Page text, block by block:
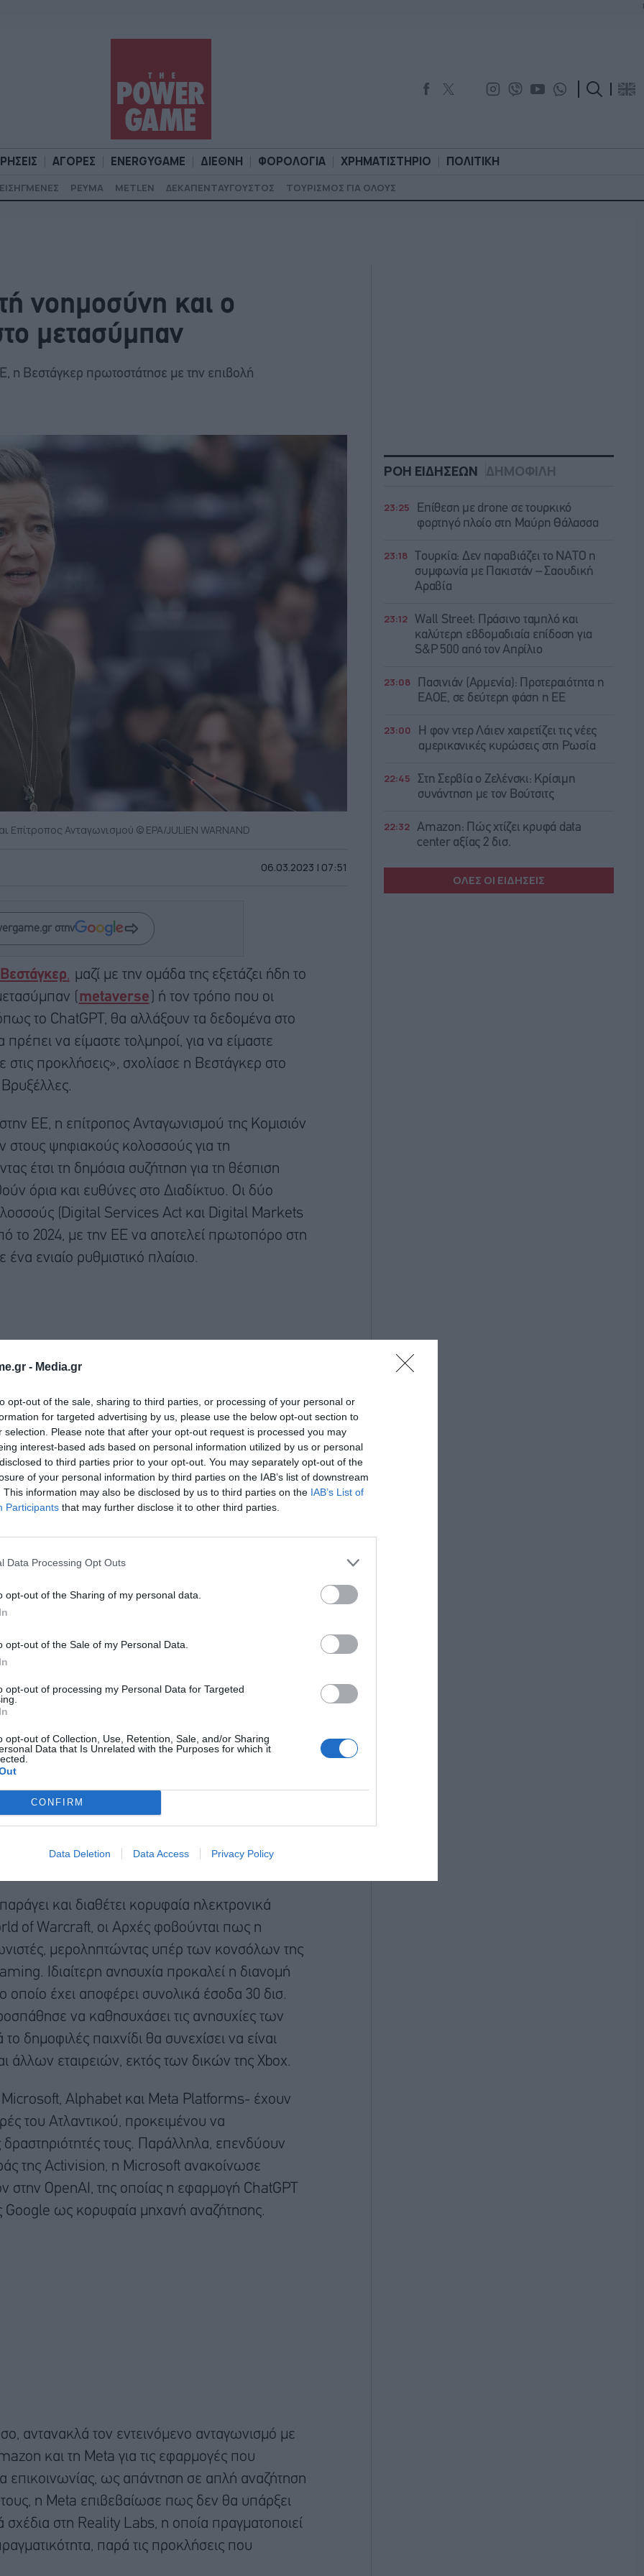
- Media.gr
opt-out of the sale, sharing to third parties, or processing of your personal or
for targeted advertising by us, please use the below opt-out section to
selection. Please note that after your opt-out request is processed you may
interest-based ads based on personal information utilized by us or personal
to third parties prior to your opt-out. You may separately opt-out of the
of your personal information by third parties on the IAB’s list of downstream
This information may also be disclosed by us to third parties on the IAB’s List of
Participants that may further disclose it to other third parties.
Data Processing Opt Outs
opt-out of the Sharing of my personal data.
opt-out of the Sale of my Personal Data.
opt-out of processing my Personal Data for Targeted
opt-out of Collection, Use, Retention, Sale, and/or Sharing
Data that Is Unrelated with the Purposes for which it
CONFIRM
Data Deletion Data Access Privacy Policy
ΑΓΟΡΕΣ ENERGYGAME ΔΙΕΘΝΗ ΦΟΡΟΛΟΓΙΑ ΧΡΗΜΑΤΙΣΤΗΡΙΟ ΠΟΛΙΤΙΚΗ
ΕΙΣΗΓΜΕΝΕΣ ΡΕΥΜΑ METLEN ΔΕΚΑΠΕΝΤΑΥΓΟΥΣΤΟΣ ΤΟΥΡΙΣΜΟΣ ΓΙΑ ΟΛΟΥΣ
νοημοσύνη και ο
μετασύμπαν
η Βεστάγκερ πρωτοστάτησε με την επιβολή
Επίτροπος Ανταγωνισμού © EPA/JULIEN WARNAND
06.03.2023 | 07:51
στην
, μαζί με την ομάδα της εξετάζει ήδη το
(
metaverse
) ή τον τρόπο που οι
το ChatGPT, θα αλλάξουν τα δεδομένα στο
να είμαστε τολμηροί, για να είμαστε
στις προκλήσεις», σχολίασε η Βεστάγκερ στο
ΕΕ, η επίτροπος Ανταγωνισμού της Κομισιόν
στους ψηφιακούς κολοσσούς για τη
έτσι τη δημόσια συζήτηση για τη θέσπιση
όρια και ευθύνες στο Διαδίκτυο. Οι δύο
(Digital Services Act και Digital Markets
το 2024, με την ΕΕ να αποτελεί πρωτοπόρο στη
ενιαίο ρυθμιστικό πλαίσιο.
Keystone στις Βρυξέλλες, η Βεστάγκερ
Ανταγωνισμού θα πρέπει να συνεχίσουν να
τα ευρήματά τους, ακόμη και εάν
Το Bloomberg επισημαίνει πως τα σχόλια της
των αρμόδιων αρχών σε ΕΕ και
Blizzard από τη Microsoft έναντι 69 δισ.
η συμφωνία αυτή, η μεγαλύτερη που έχει
Microsoft, τότε ο όμιλος θα κατακτήσει την 3η
παιχνιδιών, μετά την κινεζική Tencent και
και διαθέτει κορυφαία ηλεκτρονικά
of Warcraft, οι Αρχές φοβούνται πως η
μεροληπτώντας υπέρ των κονσόλων της
Ιδιαίτερη ανησυχία προκαλεί η διανομή
οποίο έχει αποφέρει συνολικά έσοδα 30 δισ.
να καθησυχάσει τις ανησυχίες των
δημοφιλές παιχνίδι θα συνεχίσει να είναι
άλλων εταιρειών, εκτός των δικών της Xbox.
Microsoft, Alphabet και Meta Platforms- έχουν
του Ατλαντικού, προκειμένου να
τους. Παράλληλα, επενδύουν
της Activision, η Microsoft ανακοίνωσε
OpenAI, της οποίας η εφαρμογή ChatGPT
Google ως κορυφαία μηχανή αναζήτησης.
αντανακλά τον εντεινόμενο ανταγωνισμό με
και τη Meta για τις εφαρμογές που
επικοινωνίας, ως απάντηση σε απλή αναζήτηση
η Meta επιβεβαίωσε πως δεν θα υπάρξει
στη Reality Labs, η οποία πραγματοποιεί
παρά τις προκλήσεις που
ΡΟΗ ΕΙΔΗΣΕΩΝ ΔΗΜΟΦΙΛΗ
23:25
Επίθεση με drone σε τουρκικό
φορτηγό πλοίο στη Μαύρη Θάλασσα
23:18
Τουρκία: Δεν παραβιάζει το ΝΑΤΟ η
συμφωνία με Πακιστάν – Σαουδική
Αραβία
23:12
Wall Street: Πράσινο ταμπλό και
καλύτερη εβδομαδιαία επίδοση για
S&P 500 από τον Απρίλιο
23:08
Πασινιάν (Αρμενία): Προτεραιότητα η
ΕΑΟΕ, σε δεύτερη φάση η ΕΕ
23:00
Η φον ντερ Λάιεν χαιρετίζει τις νέες
αμερικανικές κυρώσεις στη Ρωσία
22:45
Στη Σερβία ο Ζελένσκι: Κρίσιμη
συνάντηση με τον Βούτσιτς
22:32 Amazon: Πώς χτίζει κρυφά data
center αξίας 2 δισ.
ΟΛΕΣ ΟΙ ΕΙΔΗΣΕΙΣ
Εγγραφή στο
Αποδέχομαι τους